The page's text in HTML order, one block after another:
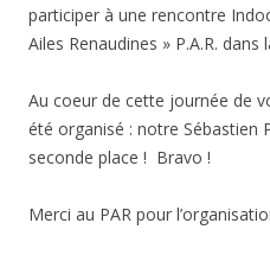
participer à une rencontre
Ailes Renaudines » P.A.R. dans
Au coeur de cette journée de
été organisé : notre Sébastien
seconde place ! Bravo !
Merci au PAR pour